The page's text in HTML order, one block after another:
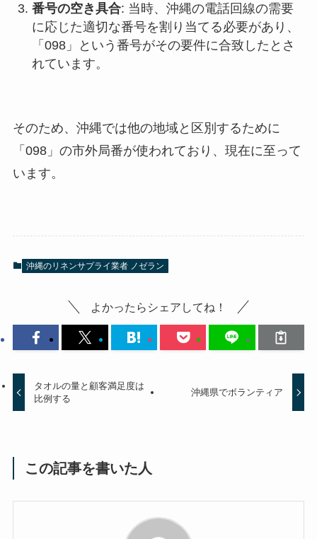
番号の空き具合: 当時、沖縄の電話回線の需要
に応じた適切な番号を割り当てる必要があり、
「098」という番号がその要件に合致したとさ
れています。
そのため、沖縄では他の地域と区別するために
「098」の市外局番が使われており、現在に至って
います。
沖縄のリネンサプライ業者 ノゼラン
よかったらシェアしてね！
タオルの量と顧客満足度は
比例する
沖縄県でボランティア
この記事を書いた人